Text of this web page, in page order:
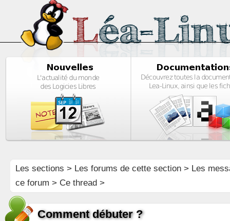
Les sections > Les forums de cette section> Les
ce forum > Ce thread >
Comment débuter ?